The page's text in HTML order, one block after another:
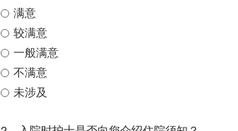
满意
较满意
一般满意
不满意
未涉及